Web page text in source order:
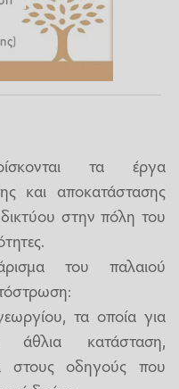
τα έργα
και αποκατάστασης
στην πόλη του
του παλαιού
τα οποία για
άθλια κατάσταση,
στους οδηγούς που